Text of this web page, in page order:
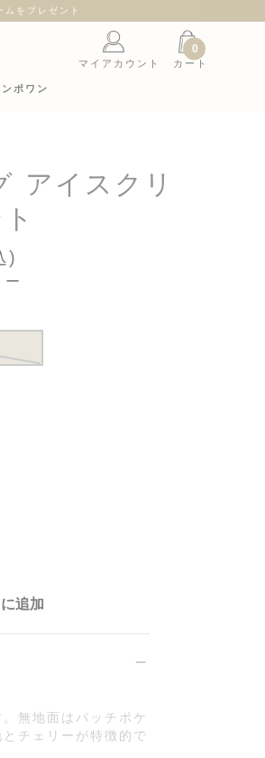
マイアカウント
0
カート
ポワン
アイスクリ
)
ー
追加
無地面はパッチポケ
チェリーが特徴的で